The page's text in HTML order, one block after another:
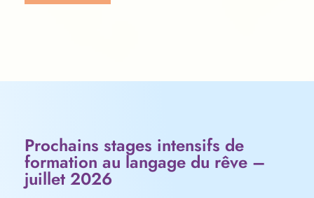
Prochains stages intensifs de
formation au langage du rêve –
juillet 2026